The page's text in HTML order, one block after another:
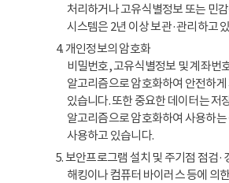
처리하거나 고유식별정보 또는 민
시스템은 2년 이상 보관·관리하고
4. 개인정보의 암호화
비밀번호, 고유식별정보 및 계좌번
알고리즘으로 암호화하여 안전하
있습니다. 또한 중요한 데이터는 저
알고리즘으로 암호화하여 사용하
사용하고 있습니다.
5. 보안프로그램 설치 및 주기점 점검·
해킹이나 컴퓨터 바이러스 등에 의